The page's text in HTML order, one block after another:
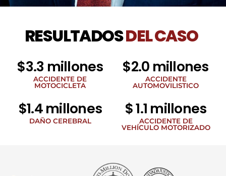
RESULTADOSDEL CASO
$3.3 millones
ACCIDENTE DE
MOTOCICLETA
$2.0 millones
ACCIDENTE
AUTOMOVILISTICO
$1.4 millones
DAÑO CEREBRAL
$ 1.1 millones
ACCIDENTE DE
VEHÍCULO MOTORIZADO